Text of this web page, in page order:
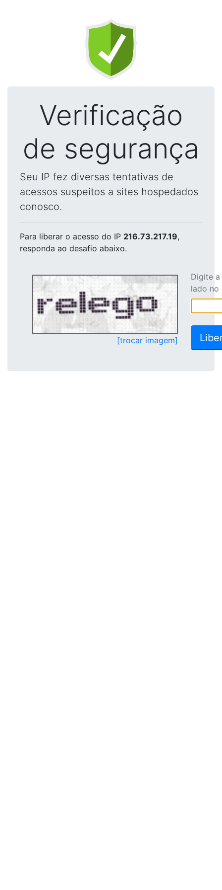
Verificação
de segurança
Seu IP fez diversas tentativas de
acessos suspeitos a sites hospedados
conosco.
Para liberar o acesso do IP 216.73.217.19,
responda ao desafio abaixo.
[trocar imagem]
Digite
lado no